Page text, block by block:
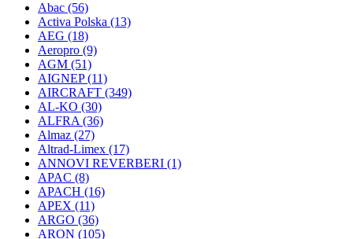
Abac (56)
Activa Polska (13)
AEG (18)
Aeropro (9)
AGM (51)
AIGNEP(11)
AIRCRAFT (349)
AL-KO (30)
ALFRA (36)
Almaz (27)
Altrad-Limex (17)
ANNOVI REVERBERI (1)
APAC (8)
APACH (16)
APEX (11)
ARGO (36)
ARON (105)